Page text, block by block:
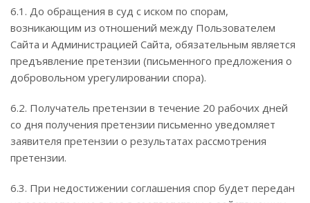
6.1. До обращения в суд с иском по спорам,
возникающим из отношений между Пользователем
Сайта и Администрацией Сайта, обязательным является
предъявление претензии (письменного предложения о
добровольном урегулировании спора).
6.2. Получатель претензии в течение 20 рабочих дней
со дня получения претензии письменно уведомляет
заявителя претензии о результатах рассмотрения
претензии.
6.3. При недостижении соглашения спор будет передан